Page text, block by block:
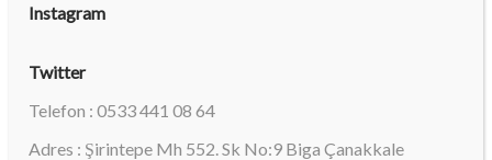
Instagram
Twitter
Telefon : 0533 441 08 64
Adres : Şirintepe Mh 552. Sk No:9 Biga Çanakkale